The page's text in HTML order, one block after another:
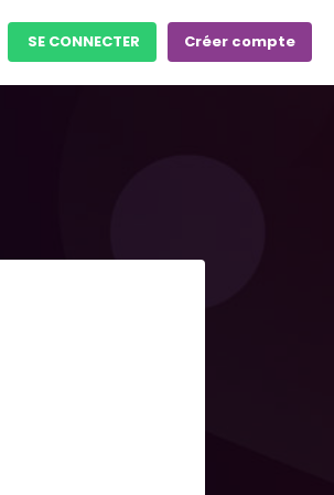
SE CONNECTER Créer compte